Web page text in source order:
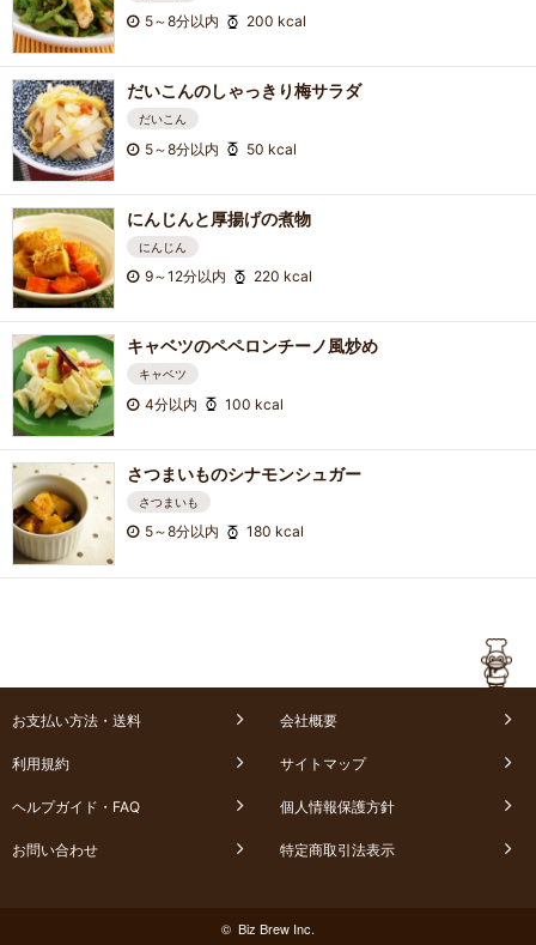
5～8分以内 200 kcal
だいこんのしゃっきり梅サラダ
だいこん
5～8分以内 50 kcal
にんじんと厚揚げの煮物
にんじん
9～12分以内 220 kcal
キャベツのペペロンチーノ風炒め
キャベツ
4分以内 100 kcal
さつまいものシナモンシュガー
さつまいも
5～8分以内 180 kcal
お支払い方法・送料 会社概要
利用規約 サイトマップ
ヘルプガイド・FAQ 個人情報保護方針
お問い合わせ 特定商取引法表示
© Biz Brew Inc.